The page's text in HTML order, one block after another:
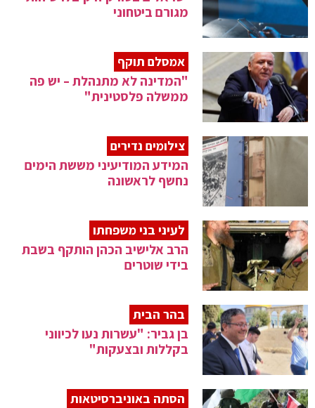
מגורם ביטחוני
אמסלם תוקף
"המדינה לא מתנהלת – יש פה
ממשלה פלסטינית"
צילומים נדירים
המידע המודיעיני מששת הימים
נחשף לראשונה
לעיני בני משפחתו
הרב אלישיב הכהן הותקף בשבת
בידי שוטרים
בהר הבית
בן גביר: "עשרות נעו לכיווני
בקללות ובצעקות"
הסתה באוניברסיטאות